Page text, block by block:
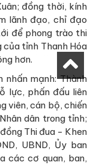
đồng thời, kính
lãnh đạo, chỉ đạo
để phong trào thi
tỉnh Thanh Hóa
hơn.
nhấn mạnh: Thành
lực, phấn đấu liên
viên, cán bộ, chiến
dân trong tỉnh;
Thi đua - Khen
UBND, Ủy ban
các cơ quan, ban,